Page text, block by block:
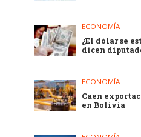
ECONOMÍA
¿El dólar se
dicen
ECONOMÍA
Caen
en Bolivia